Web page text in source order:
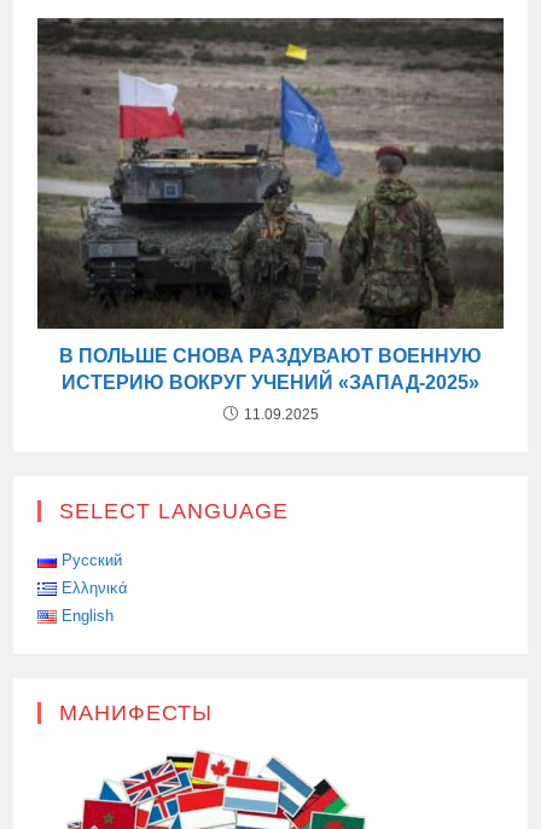
В ПОЛЬШЕ СНОВА РАЗДУВАЮТ ВОЕННУЮ
ИСТЕРИЮ ВОКРУГ УЧЕНИЙ «ЗАПАД-2025»
11.09.2025
SELECT LANGUAGE
Русский
Ελληνικά
English
МАНИФЕСТЫ